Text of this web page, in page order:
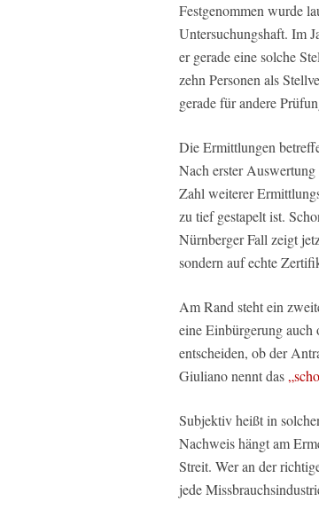
Festgenommen wurde
Untersuchungshaft. Im
er gerade eine solche
zehn Personen als
gerade für andere
Die Ermittlungen
Nach erster
Zahl weiterer
zu tief gestapelt ist.
Nürnberger Fall zeigt
sondern auf echte
Am Rand steht ein
eine Einbürgerung auch
entscheiden, ob der
Giuliano nennt das
Subjektiv heißt in
Nachweis hängt am
Streit. Wer an der
jede